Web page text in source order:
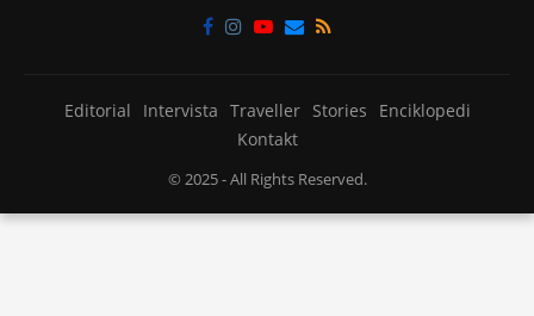
Editorial Intervista Traveller Stories
Enciklopedi
Kontakt
© 2025- All Rights Reserved.